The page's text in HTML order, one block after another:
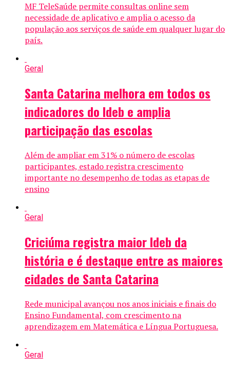
MF TeleSaúde permite consultas online sem
necessidade de aplicativo e amplia o acesso da
população aos serviços de saúde em qualquer lugar do
país.
Geral
Santa Catarina melhora em todos os
indicadores do Ideb e amplia
participação das escolas
Além de ampliar em 31% o número de escolas
participantes, estado registra crescimento
importante no desempenho de todas as etapas de
ensino
Geral
Criciúma registra maior Ideb da
história e é destaque entre as maiores
cidades de Santa Catarina
Rede municipal avançou nos anos iniciais e finais do
Ensino Fundamental, com crescimento na
aprendizagem em Matemática e Língua Portuguesa.
Geral